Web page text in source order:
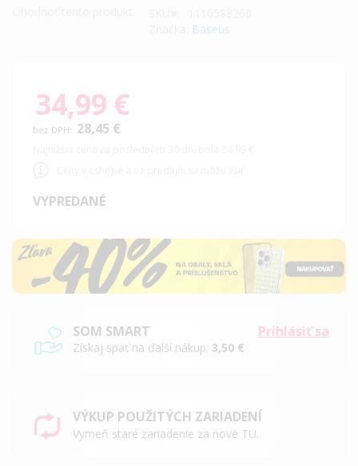
Baseus
34,99 €
28,45 €
VYPREDANÉ
Prihlásiť sa
SOM SMART
Získaj späť na ďalší nákup: 3,50 €
VÝKUP POUŽITÝCH ZARIADENÍ
Vymeň staré zariadenie za nové TU.